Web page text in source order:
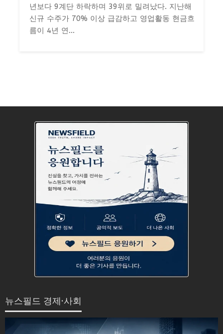
년보다 9계단 하락하며 39위로 밀려났다. 지난해
신규 수주가 70% 이상 급감하고 영업활동 현금흐
름이 4년 연...
뉴스필드 경제·사회